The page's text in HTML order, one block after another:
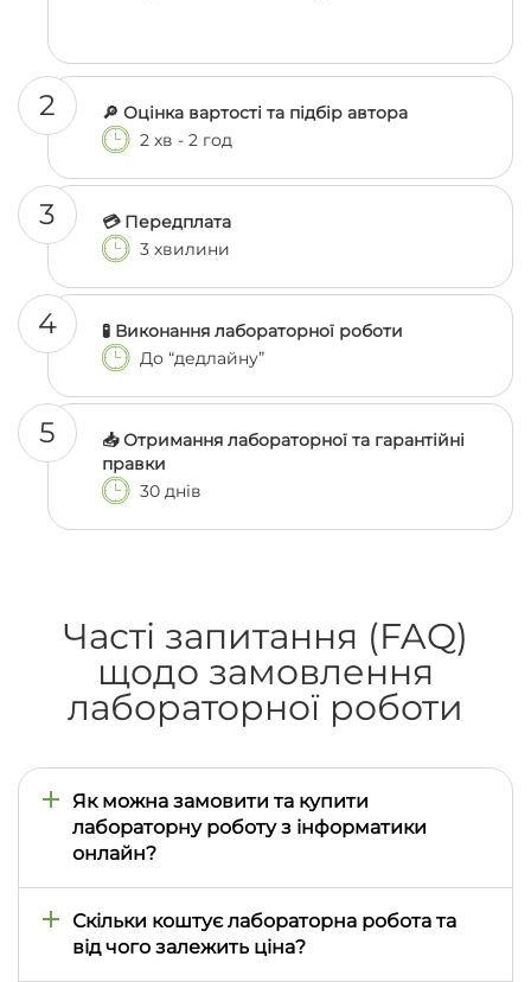
2
🔎 Оцінка вартості та підбір автора
2 хв - 2 год
3
💳 Передплата
3 хвилини
4
🧪 Виконання лабораторної роботи
До “дедлайну”
5
📥 Отримання лабораторної та гарантійні
правки
30 днів
Часті запитання (FAQ)
щодо замовлення
лабораторної роботи
Як можна замовити та купити
лабораторну роботу з інформатики
онлайн?
в будь-якому іншому місті України найзручніше
через спеціалізовану онлайн-платформу
na5ku.com.ua. Для цього необхідно заповнити
Скільки коштує лабораторна робота та
від чого залежить ціна?